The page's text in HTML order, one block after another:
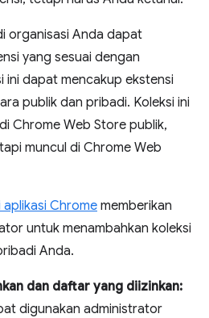
organisasi Anda dapat
yang sesuai dengan
ini dapat mencakup ekstensi
publik dan pribadi. Koleksi ini
Chrome Web Store publik,
muncul di Chrome Web
Chromememberikan
untuk menambahkan koleksi
Anda.
dan daftar yang diizinkan:
digunakan administrator